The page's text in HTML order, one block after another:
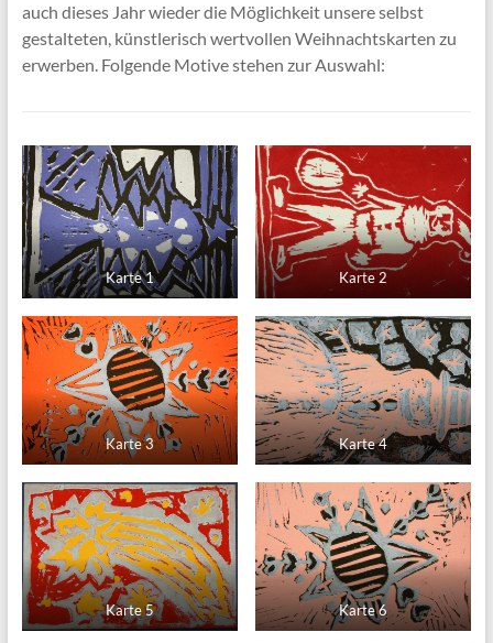
auch dieses Jahr wieder die Möglichkeit unsere selbst
gestalteten, künstlerisch wertvollen Weihnachtskarten zu
erwerben. Folgende Motive stehen zur Auswahl:
Karte 1 Karte 2
Karte 3 Karte 4
Karte 5 Karte 6